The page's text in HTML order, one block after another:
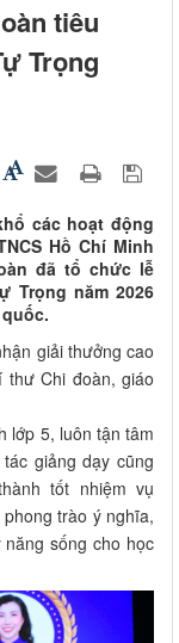
tiêu
Trọng
các hoạt động
Hồ Chí Minh
đã tổ chức lễ
Trọng năm 2026
giải thưởng cao
thư Chi đoàn, giáo
lớp 5, luôn tận tâm
giảng dạy cũng
tốt nhiệm vụ
trào ý nghĩa,
sống cho học